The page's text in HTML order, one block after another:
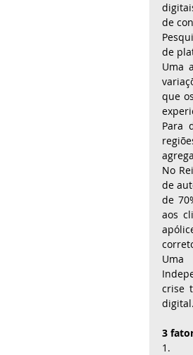
de
de
Uma
que
Para
No
de
de
aos
crise
digital.
3
1.